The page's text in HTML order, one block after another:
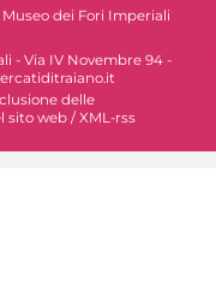
dei Fori Imperiali
- Via IV Novembre 94 -
delle
sito web / XML-rss